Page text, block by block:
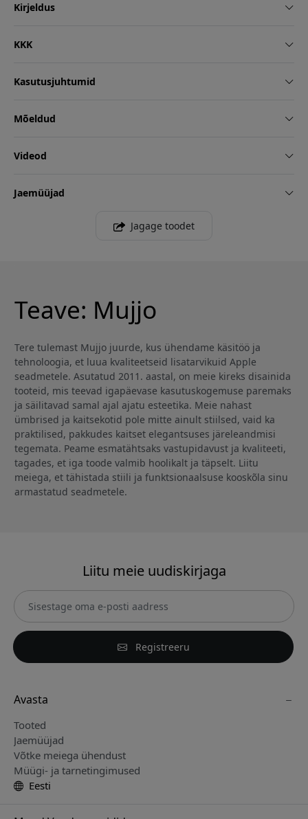
Kirjeldus
KKK
Kasutusjuhtumid
Mõeldud
Videod
Jaemüüjad
Jagage toodet
Teave: Mujjo
Tere tulemast Mujjo juurde, kus ühendame käsitöö ja
tehnoloogia, et luua kvaliteetseid lisatarvikuid Apple
seadmetele. Asutatud 2011. aastal, on meie kireks disainida
tooteid, mis teevad igapäevase kasutuskogemuse paremaks
ja säilitavad samal ajal ajatu esteetika. Meie nahast
ümbrised ja kaitsekotid pole mitte ainult stiilsed, vaid ka
praktilised, pakkudes kaitset elegantsuses järeleandmisi
tegemata. Peame esmatähtsaks vastupidavust ja kvaliteeti,
tagades, et iga toode valmib hoolikalt ja täpselt. Liitu
meiega, et tähistada stiili ja funktsionaalsuse kooskõla sinu
armastatud seadmetele.
Liitu meie uudiskirjaga
Registreeru
Avasta
Tooted
Jaemüüjad
Võtke meiega ühendust
Müügi- ja tarnetingimused
Eesti